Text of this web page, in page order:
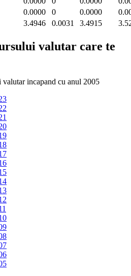
0.0000
0 0.0000
3.4946 0.0031 3.4915
valutar care te
incapand cu anul 2005